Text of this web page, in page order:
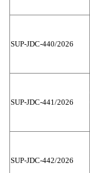
SUP-JDC-440/2026
SUP-JDC-441/2026
SUP-JDC-442/2026